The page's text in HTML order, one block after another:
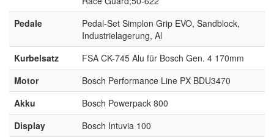
Pedale
Pedal-Set Simplon Grip EVO, Sandblock,
Industrielagerung, Al
Kurbelsatz
FSA CK-745 Alu für Bosch Gen. 4 170mm
Motor
Bosch Performance Line PX BDU3470
Akku
Bosch Powerpack 800
Display
Bosch Intuvia 100